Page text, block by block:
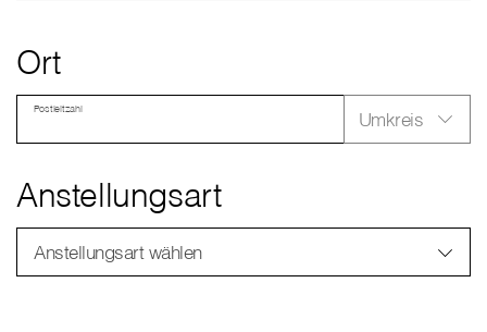
Ort
Postleitzahl
Umkreis
Anstellungsart
Anstellungsart wählen